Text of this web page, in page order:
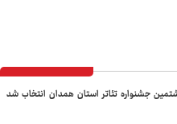
جشنواره تئاتر استان همدان انتخاب شد